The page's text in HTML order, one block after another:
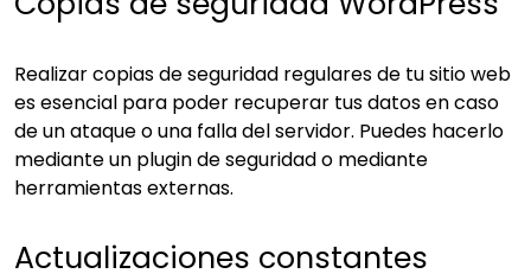
Realizar copias de seguridad regulares de tu sitio web
es esencial para poder recuperar tus datos en caso
de un ataque o una falla del servidor. Puedes hacerlo
mediante un plugin de seguridad o mediante
herramientas externas.
Actualizaciones constantes